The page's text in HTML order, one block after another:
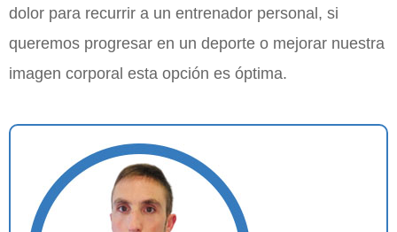
dolor para recurrir a un entrenador personal, si
queremos progresar en un deporte o mejorar nuestra
imagen corporal esta opción es óptima.